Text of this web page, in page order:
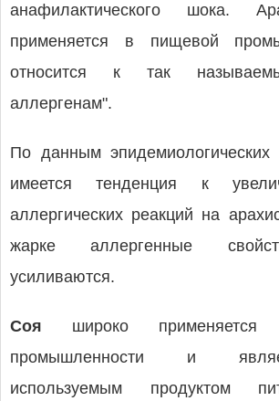
анафилактического шока.
применяется в пищевой
относится к так
аллергенам".
По данным эпидемиологических
имеется тенденция к
аллергических реакций на
жарке аллергенные
усиливаются.
Соя широко
промышленности и
используемым продуктом